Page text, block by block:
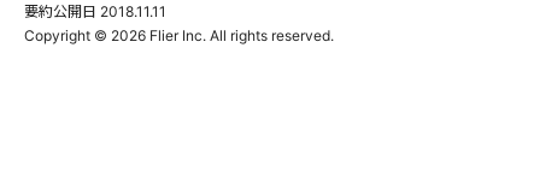
要約公開日 2018.11.11